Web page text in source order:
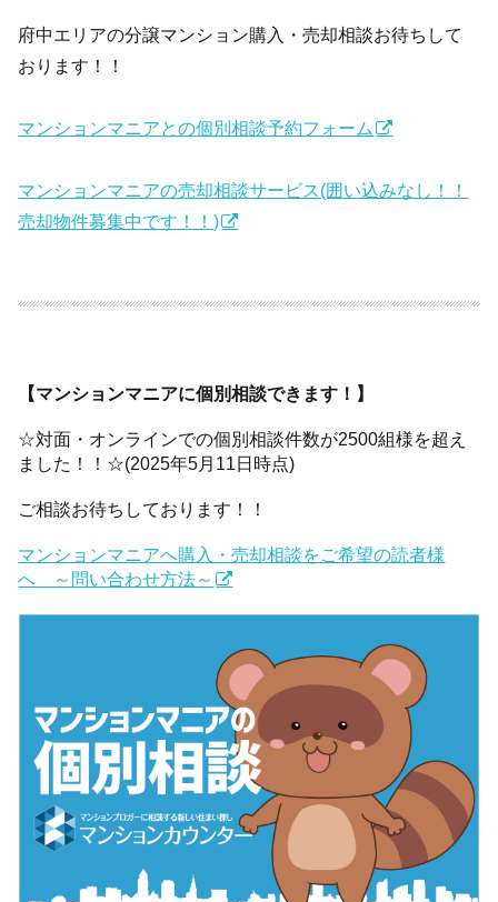
府中エリアの分譲マンション購入・売却相談お待ちして
おります！！
マンションマニアとの個別相談予約フォーム
マンションマニアの売却相談サービス(囲い込みなし！！
売却物件募集中です！！)
【マンションマニアに個別相談できます！】
☆対面・オンラインでの個別相談件数が2500組様を超え
ました！！☆(2025年5月11日時点)
ご相談お待ちしております！！
マンションマニアへ購入・売却相談をご希望の読者様
へ ～問い合わせ方法～